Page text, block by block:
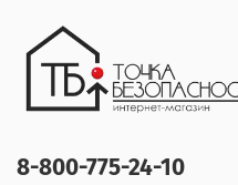
8-800-775-24-10